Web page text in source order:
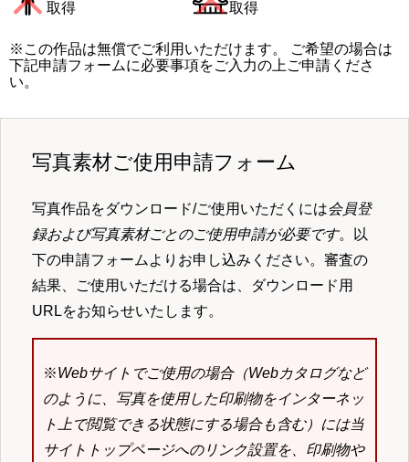
取得
取得
※この作品は無償でご利用いただけます。 ご希望の場合は
下記申請フォームに必要事項をご入力の上ご申請くださ
い。
写真素材ご使用申請フォーム
写真作品をダウンロード/ご使用いただくには会員登
録および写真素材ごとのご使用申請が必要です。以
下の申請フォームよりお申し込みください。審査の
結果、ご使用いただける場合は、ダウンロード用
URLをお知らせいたします。
※Webサイトでご使用の場合（Webカタログなど
のように、写真を使用した印刷物をインターネッ
ト上で閲覧できる状態にする場合も含む）には当
サイトトップページへのリンク設置を、印刷物や